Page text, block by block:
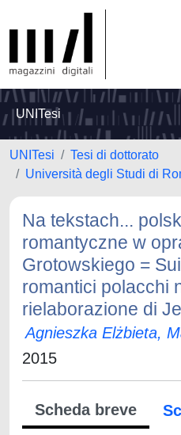
UNITesi
UNITesi
Tesi di dottorato
Università degli Studi di
Na tekstach...
romantyczne w
Grotowskiego =
romantici polacchi
rielaborazione di
Agnieszka Elżbieta,
2015
Scheda breve